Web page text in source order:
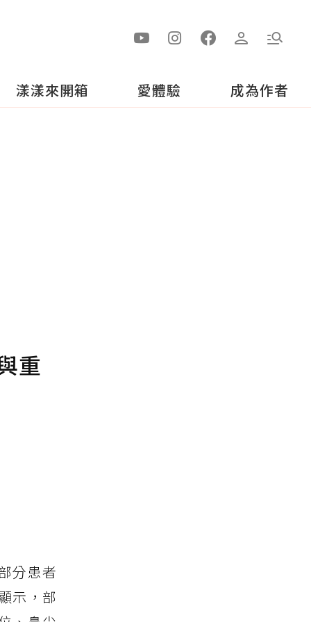
漾漾來開箱 愛體驗 成為作者
重
分患者
示，部